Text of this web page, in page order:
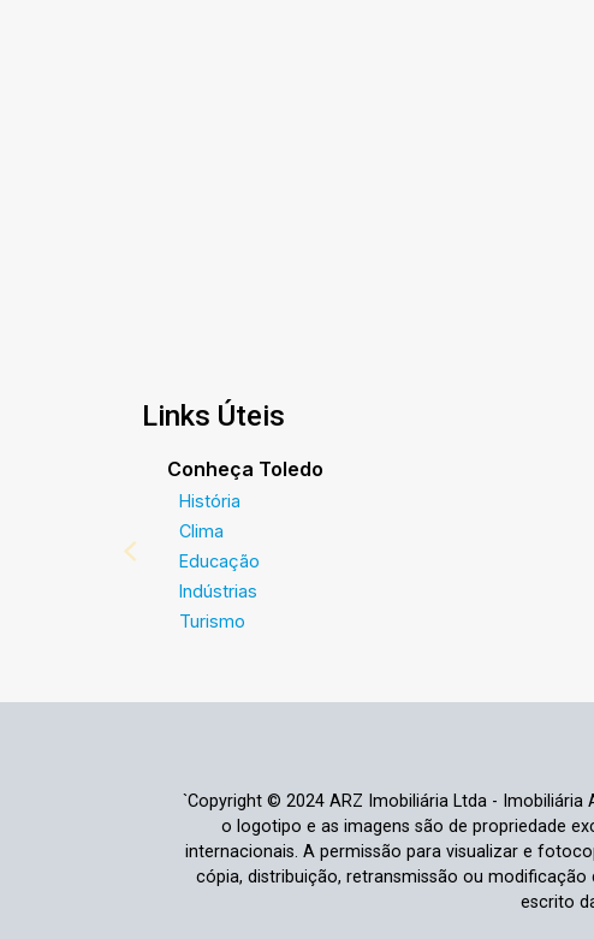
Links Úteis
Conheça Toledo
História
Clima
Educação
Indústrias
Turismo
`Copyright © 2024 ARZ Imobiliária Ltda -
o logotipo e as imagens são de propriedade
internacionais. A permissão para visualizar e
cópia, distribuição, retransmissão ou
escrito